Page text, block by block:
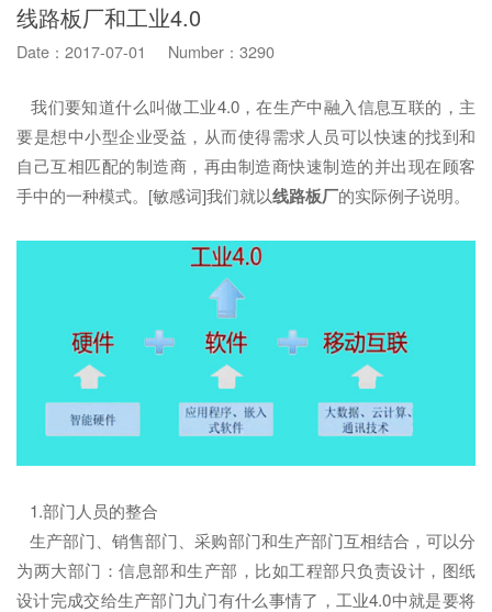
线路板厂和工业4.0
Date：2017-07-01 Number：3290
我们要知道什么叫做工业4.0，在生产中融入信息互联的，主
要是想中小型企业受益，从而使得需求人员可以快速的找到和
自己互相匹配的制造商，再由制造商快速制造的并出现在顾客
手中的一种模式。[敏感词]我们就以线路板厂的实际例子说明。
1.部门人员的整合
生产部门、销售部门、采购部门和生产部门互相结合，可以分
为两大部门：信息部和生产部，比如工程部只负责设计，图纸
设计完成交给生产部门九门有什么事情了，工业4.0中就是要将